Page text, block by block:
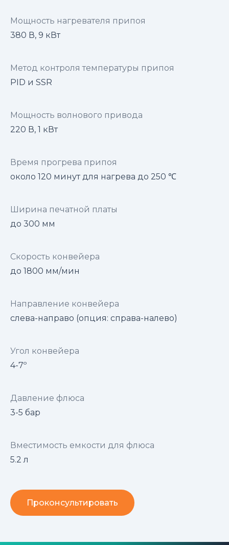
Мощность нагревателя припоя
380 В, 9 кВт
Метод контроля температуры припоя
PID и SSR
Мощность волнового привода
220 В, 1 кВт
Время прогрева припоя
около 120 минут для нагрева до 250 ℃
Ширина печатной платы
до 300 мм
Скорость конвейера
до 1800 мм/мин
Направление конвейера
слева-направо (опция: справа-налево)
Угол конвейера
4-7º
Давление флюса
3-5 бар
Вместимость емкости для флюса
5.2 л
Проконсультировать